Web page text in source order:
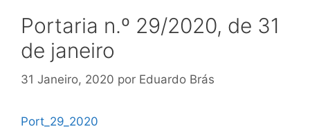
Portaria n.º 29/2020, de 31
de janeiro
31 Janeiro, 2020 por Eduardo Brás
Port_29_2020